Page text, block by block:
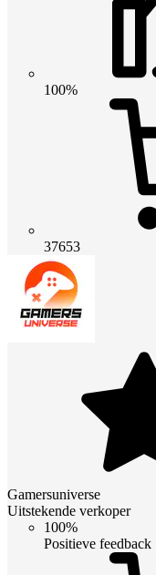
100%
37653
Gamersuniverse
Uitstekende verkoper
100%
Positieve feedback